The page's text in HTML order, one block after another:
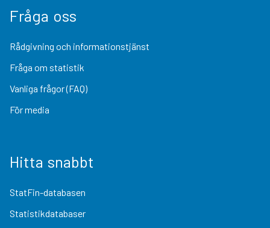
Fråga oss
Rådgivning och informationstjänst
Fråga om statistik
Vanliga frågor (FAQ)
För media
Hitta snabbt
StatFin-databasen
Statistikdatabaser